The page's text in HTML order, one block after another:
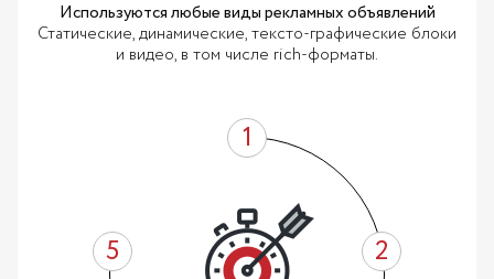
Используются любые виды рекламных объявлений
Статические, динамические, тексто-графические блоки
и видео, в том числе rich-форматы.